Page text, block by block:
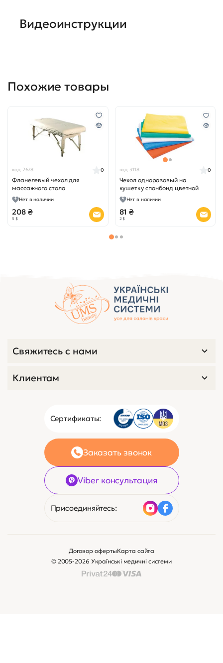
Видеоинструкции
Похожие товары
код 2678
Фланелевый чехол для
массажного стола
0
Нет в наличии
208 ₴
5 $
код 3118
Чехол одноразовый на
кушетку спанбонд цветной
0
Нет в наличии
81 ₴
2 $
Сертификаты:
Заказать звонок
Viber консультация
Присоединяйтесь:
Свяжитесь с нами
Клиентам
© 2005-2026 Українські медичні системи
Договор офертыКарта сайта